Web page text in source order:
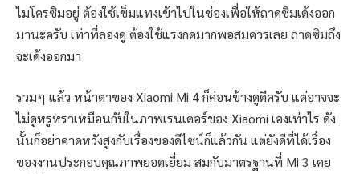
ไมโครซิมอยู่ ต้องใช้เข็มแทงเข้าไปในช่องเพื่อให้ถาดซิมเด้งออก
มานะครับ เท่าที่ลองดู ต้องใช้แรงกดมากพอสมควรเลย ถาดซิมถึง
จะเด้งออกมา
รวมๆ แล้ว หน้าตาของ Xiaomi Mi 4 ก็ค่อนข้างดูดีครับ แต่อาจจะ
ไม่ดูหรูหราเหมือนกับในภาพเรนเดอร์ของ Xiaomi เองเท่าไร ดัง
นั้นก็อย่าคาดหวังสูงกับเรื่องของดีไซน์ก็แล้วกัน แต่ยังดีที่ได้เรื่อง
ของงานประกอบคุณภาพยอดเยี่ยม สมกับมาตรฐานที่ Mi 3 เคย